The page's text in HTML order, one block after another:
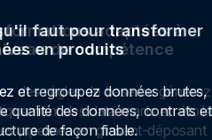
faut pour transformer
en produits
et regroupez données brutes,
qualité des données, contrats et
de façon fiable.